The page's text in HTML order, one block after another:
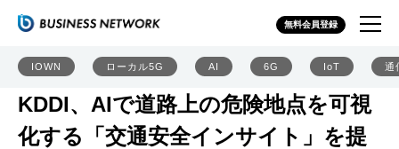
無料会員登録
IOWN ローカル5G AI 6G IoT 通
KDDI、AIで道路上の危険地点を可視
化する「交通安全インサイト」を提